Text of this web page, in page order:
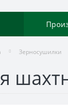
Зерносушилки